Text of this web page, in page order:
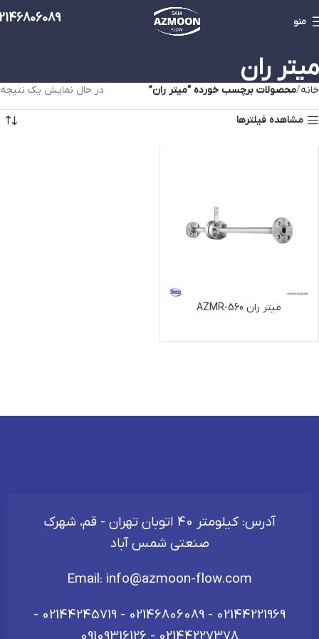
منو
میتر ران
خانه محصولات برچسب خورده “میتر ران” در حال نمایش یک نتیجه
مشاهده فیلترها
میتر ران AZMR-560
آدرس: کیلومتر 40 اتوبان تهران - قم، شهرک
صنعتی شمس آباد
Email: info@azmoon-flow.com
02144221969
-
02146806089
-
02144245719
-